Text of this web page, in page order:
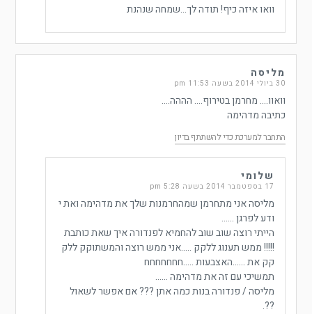
וואו איזה כיף! תודה לך…שמחה שנהנת
מליסה
30 ביולי 2014 בשעה 11:53 pm
וואוו…. מחרמן בטירוף…. הההה….
כתיבה מדהימה
התחבר למערכת כדי להשתתף בדיון
שלומי
17 בספטמבר 2014 בשעה 5:28 pm
מליסה אני מתחרמן שמהחרמנות שלך את מדהימה ואת י
ודע לפרגן ……
הייתי רוצה שוב שוב להחמיא לפנדורה איך שאת כותבת
!!!!! ממש תענוג ללקק …..אני ממש רוצה והמשתוקק ללק
קק את ……האצבעות …..חחחחחחח
תמשיכי עם זה את מדהימה ……
מליסה / פנדורה בנות כמה אתן ??? אם אפשר לשאול
??.